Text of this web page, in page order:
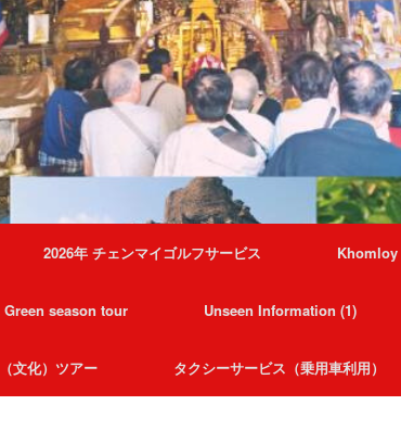
2026年 チェンマイゴルフサービス
season tour Unseen Information (1)
文化）ツアー タクシーサービス（乗用車利用）